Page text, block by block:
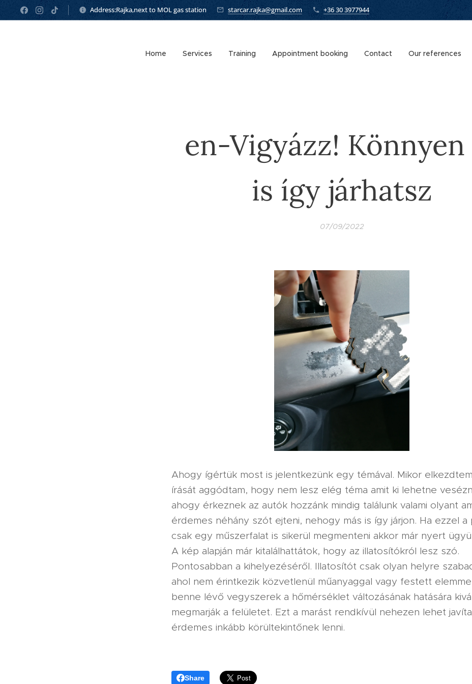
Address:Rajka,next to MOL gas station starcar.rajka@gmail.com +36 30 3977944
Home Services Training Appointment booking Contact Our references
en-Vigyázz!
is így járhatsz
07/09/2022
Ahogy ígértük most is jelentkezünk egy témával. Mikor
írását aggódtam, hogy nem lesz elég téma amit ki lehetne
ahogy érkeznek az autók hozzánk mindig találunk valami olyant
érdemes néhány szót ejteni, nehogy más is így járjon. Ha ezzel a
csak egy műszerfalat is sikerül megmenteni akkor már nyert
A kép alapján már kitalálhattátok, hogy az illatosítókról lesz szó.
Pontosabban a kihelyezéséről. Illatosítót csak olyan helyre
ahol nem érintkezik közvetlenül műanyaggal vagy festett
benne lévő vegyszerek a hőmérséklet változásának hatására
megmarják a felületet. Ezt a marást rendkívül nehezen lehet
érdemes inkább körültekintőnek lenni.
Share